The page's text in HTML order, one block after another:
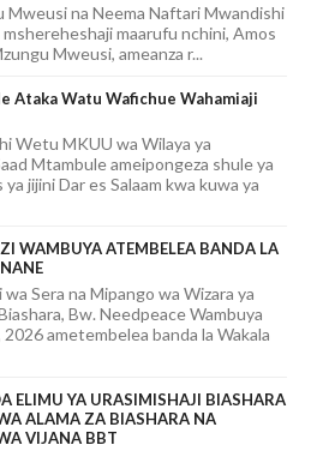
Mweusi na Neema Naftari Mwandishi
mshereheshaji maarufu nchini, Amos
Mweusi, ameanza r...
Ataka Watu Wafichue Wahamiaji
Wetu MKUU wa Wilaya ya
Mtambule ameipongeza shule ya
jijini Dar es Salaam kwa kuwa ya
WAMBUYA ATEMBELEA BANDA LA
Sera na Mipango wa Wizara ya
Bw. Needpeace Wambuya
ametembelea banda la Wakala
ELIMU YA URASIMISHAJI BIASHARA
ALAMA ZA BIASHARA NA
VIJANA BBT